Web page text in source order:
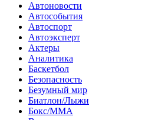
Автоновости
Автособытия
Автоспорт
Автоэксперт
Актеры
Аналитика
Баскетбол
Безопасность
Безумный мир
Биатлон/Лыжи
Бокс/MMA